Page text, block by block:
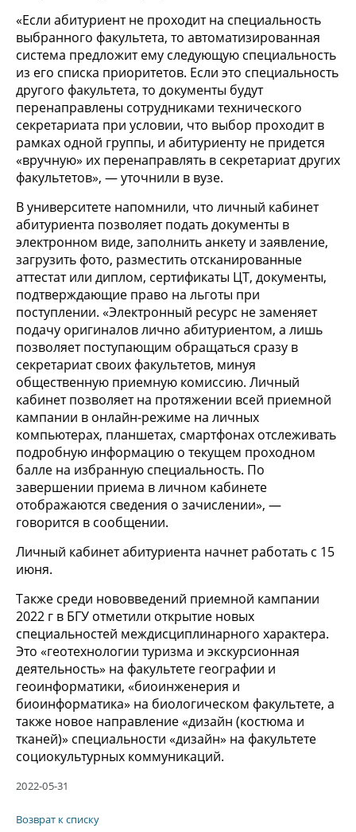
«Если абитуриент не проходит на специальность
выбранного факультета, то автоматизированная
система предложит ему следующую специальность
из его списка приоритетов. Если это специальность
другого факультета, то документы будут
перенаправлены сотрудниками технического
секретариата при условии, что выбор проходит в
рамках одной группы, и абитуриенту не придется
«вручную» их перенаправлять в секретариат других
факультетов», — уточнили в вузе.
В университете напомнили, что личный кабинет
абитуриента позволяет подать документы в
электронном виде, заполнить анкету и заявление,
загрузить фото, разместить отсканированные
аттестат или диплом, сертификаты ЦТ, документы,
подтверждающие право на льготы при
поступлении. «Электронный ресурс не заменяет
подачу оригиналов лично абитуриентом, а лишь
позволяет поступающим обращаться сразу в
секретариат своих факультетов, минуя
общественную приемную комиссию. Личный
кабинет позволяет на протяжении всей приемной
кампании в онлайн-режиме на личных
компьютерах, планшетах, смартфонах отслеживать
подробную информацию о текущем проходном
балле на избранную специальность. По
завершении приема в личном кабинете
отображаются сведения о зачислении», —
говорится в сообщении.
Личный кабинет абитуриента начнет работать с 15
июня.
Также среди нововведений приемной кампании
2022 г в БГУ отметили открытие новых
специальностей междисциплинарного характера.
Это «геотехнологии туризма и экскурсионная
деятельность» на факультете географии и
геоинформатики, «биоинженерия и
биоинформатика» на биологическом факультете, а
также новое направление «дизайн (костюма и
тканей)» специальности «дизайн» на факультете
социокультурных коммуникаций.
2022-05-31
Возврат к списку